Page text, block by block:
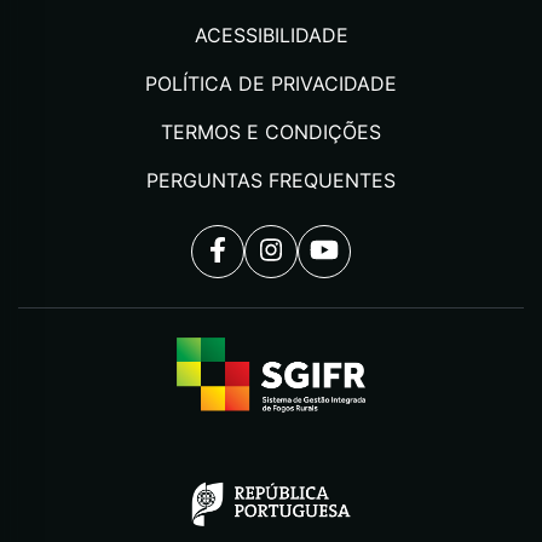
ACESSIBILIDADE
POLÍTICA DE PRIVACIDADE
TERMOS E CONDIÇÕES
PERGUNTAS FREQUENTES